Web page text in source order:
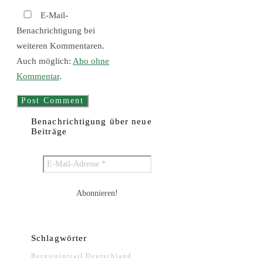
E-Mail-
Benachrichtigung bei
weiteren Kommentaren.
Auch möglich: Abo ohne
Kommentar.
Benachrichtigung über neue
Beiträge
Schlagwörter
Bernsteintrail Deutschland